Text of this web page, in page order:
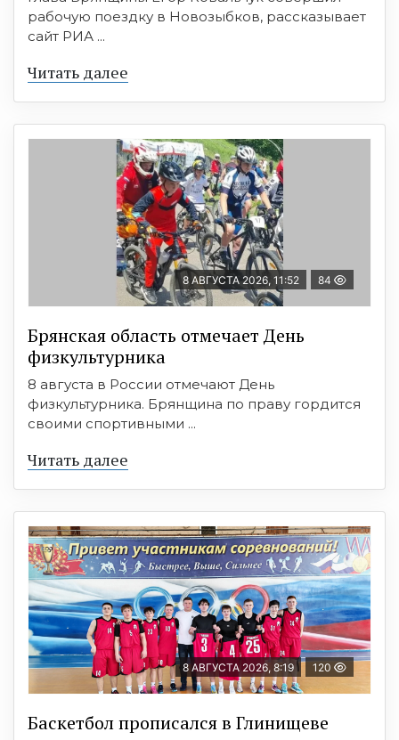
рабочую поездку в Новозыбков, рассказывает
сайт РИА ...
Читать далее
8 АВГУСТА 2026, 11:52 84
Брянская область отмечает День
физкультурника
8 августа в России отмечают День
физкультурника. Брянщина по праву гордится
своими спортивными ...
Читать далее
8 АВГУСТА 2026, 8:19 120
Баскетбол прописался в Глинищеве